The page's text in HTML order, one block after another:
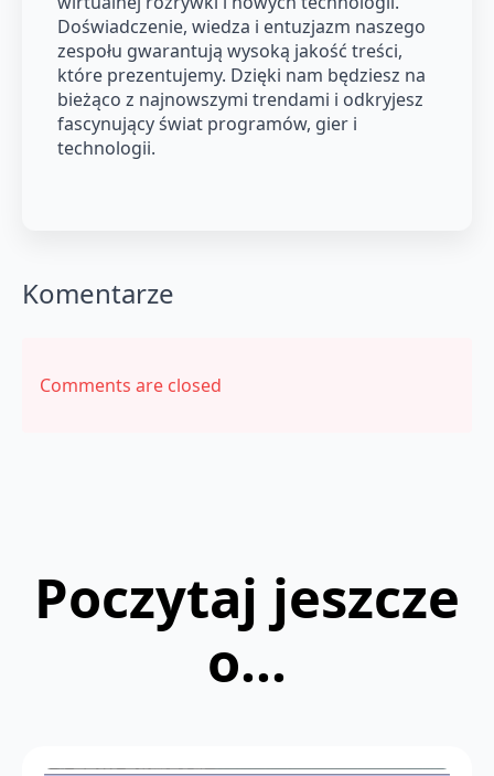
Doświadczenie, wiedza i entuzjazm naszego
zespołu gwarantują wysoką jakość treści,
które prezentujemy. Dzięki nam będziesz na
bieżąco z najnowszymi trendami i odkryjesz
fascynujący świat programów, gier i
technologii.
Komentarze
Comments are closed
Poczytaj jeszcze
o...